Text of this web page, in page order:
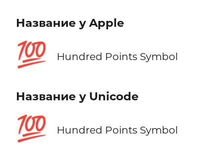
Название у Apple
💯 Hundred Points Symbol
Название у Unicode
💯 Hundred Points Symbol